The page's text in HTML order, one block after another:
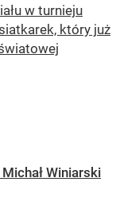
w turnieju
który już
Winiarski